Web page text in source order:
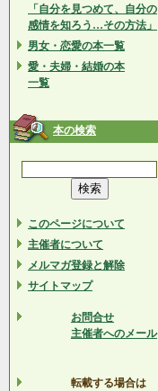
「自分を見つめて、自分の
感情を知ろう…その方法」
男女・恋愛の本一覧
愛・夫婦・結婚の本
一覧
本の検索
このページについて
主催者について
メルマガ登録と解除
サイトマップ
お問合せ
主催者へのメール
転載する場合は